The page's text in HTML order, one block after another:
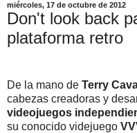
miércoles, 17 de octubre de 2012
Don't look back
plataforma retro
De la mano de Terry
cabezas creadoras y
videojuegos
su conocido videjuego